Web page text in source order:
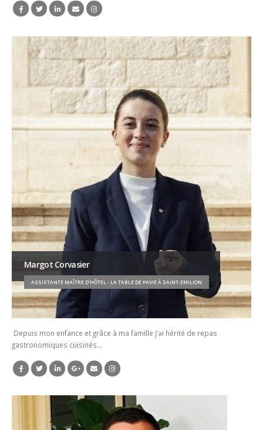
Margot Corvasier
ASSISTANTE MAÎTRE D’HÔTEL - LA TABLE DE PAVIE À SAINT-EMILION
Depuis mon enfance et grâce à ma famille j’ai hérité de repas
gastronomiques cuisinés…